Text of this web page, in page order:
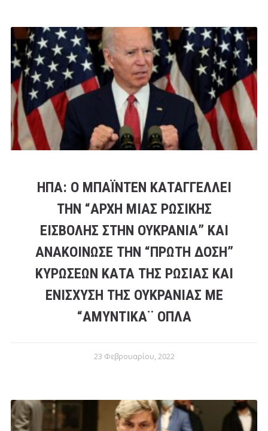
ΗΠΑ: Ο ΜΠΆΪΝΤΕΝ ΚΑΤΑΓΓΈΛΛΕΙ
ΤΗΝ “ΑΡΧΉ ΜΙΑΣ ΡΩΣΙΚΉΣ
ΕΙΣΒΟΛΉΣ ΣΤΗΝ ΟΥΚΡΑΝΊΑ” ΚΑΙ
ΑΝΑΚΟΊΝΩΣΕ ΤΗΝ “ΠΡΏΤΗ ΔΌΣΗ”
ΚΥΡΏΣΕΩΝ ΚΑΤΆ ΤΗΣ ΡΩΣΊΑΣ ΚΑΙ
ΕΝΊΣΧΥΣΗ ΤΗΣ ΟΥΚΡΑΝΊΑΣ ΜΕ
“ΑΜΥΝΤΙΚΆ¨ ΌΠΛΑ
23 Φεβρουαρίου, 2022